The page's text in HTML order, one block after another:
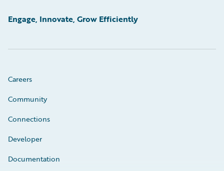
Engage, Innovate, Grow Efficiently
Careers
Community
Connections
Developer
Documentation